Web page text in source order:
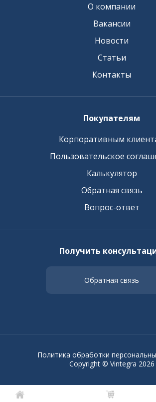
О компании
Вакансии
Новости
Статьи
Контакты
Покупателям
Корпоративным
Пользовательское
Калькулятор
Обратная связь
Вопрос-ответ
Получить
Обратная связь
Copyright © Vintegra 2026
Политика обработки